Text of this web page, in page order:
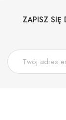
ZAPISZ SIĘ